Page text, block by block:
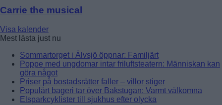
Carrie the musical
Visa kalender
Mest lästa just nu
Sommartorget i Älvsjö öppnar: Familjärt
Poppe med ungdomar intar friluftsteatern: Människan kan
göra något
Priser på bostadsrätter faller – villor stiger
Populärt bageri tar över Bakstugan: Varmt välkomna
Elsparkcyklister till sjukhus efter olycka